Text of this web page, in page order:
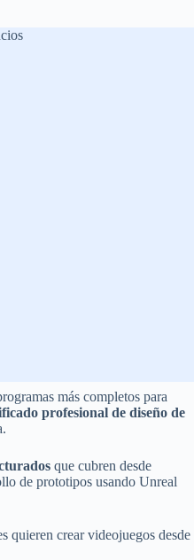
más completos para
profesional de diseño de
que cubren desde
de prototipos usando Unreal
quieren crear videojuegos desde